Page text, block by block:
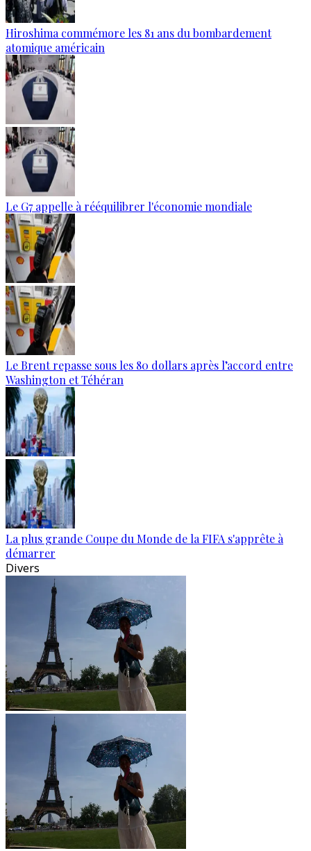
Hiroshima commémore les 81 ans du bombardement
atomique américain
Le G7 appelle à rééquilibrer l'économie mondiale
Le Brent repasse sous les 80 dollars après l’accord entre
Washington et Téhéran
La plus grande Coupe du Monde de la FIFA s'apprête à
démarrer
Divers